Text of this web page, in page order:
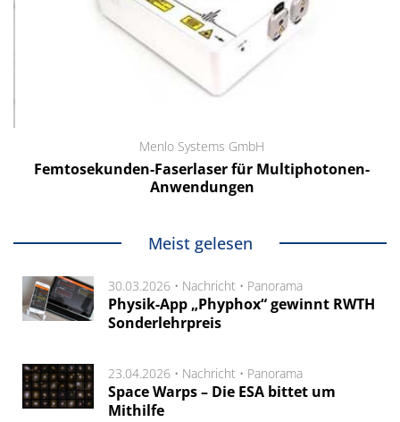
Menlo Systems GmbH
Femtosekunden-Faserlaser für Multiphotonen-
Anwendungen
Meist gelesen
30.03.2026 • Nachricht • Panorama
Physik-App „Phyphox“ gewinnt RWTH
Sonderlehrpreis
23.04.2026 • Nachricht • Panorama
Space Warps – Die ESA bittet um
Mithilfe